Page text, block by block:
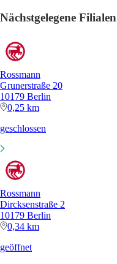
Nächstgelegene Filialen
Rossmann
Grunerstraße 20
10179 Berlin
0,25 km
geschlossen
Rossmann
Dircksenstraße 2
10179 Berlin
0,34 km
geöffnet